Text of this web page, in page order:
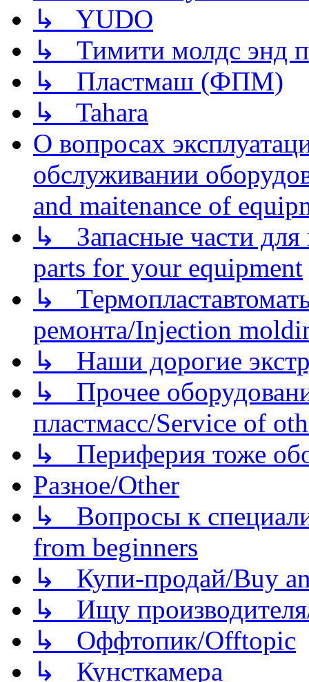
↳ YUDO
↳ Тимити молдс энд
↳ Пластмаш (ФПМ)
↳ Tahara
О вопросах
обслуживании
and maitenance of
↳ Запасные части для
parts for your equipment
↳
ремонта/Injection
↳ Наши дорогие
↳ Прочее
пластмасс/Service of
↳ Периферия тоже
Разное/Other
↳ Вопросы к
from beginners
↳ Купи-продай/Buy
↳ Ищу
↳ Оффтопик/Offtopic
↳ Кунсткамера